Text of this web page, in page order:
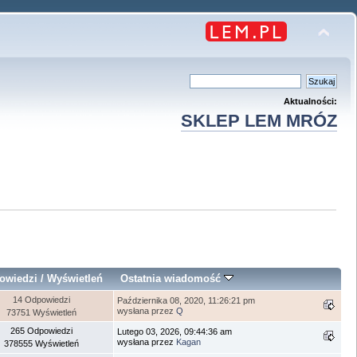
Aktualności:
SKLEP LEM MRÓZ
/ Wyświetleń Ostatnia wiadomość
14 Odpowiedzi
73751 Wyświetleń
Października 08, 2020, 11:26:21 pm
wysłana przez Q
265 Odpowiedzi
378555 Wyświetleń
Lutego 03, 2026, 09:44:36 am
wysłana przez Kagan